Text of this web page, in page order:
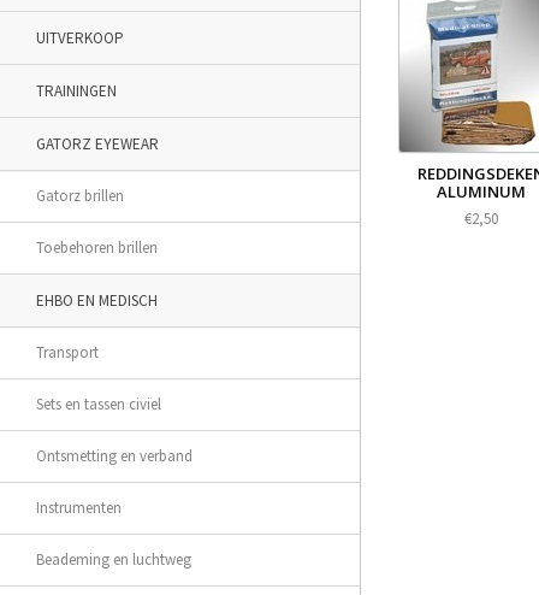
UITVERKOOP
TRAININGEN
GATORZ EYEWEAR
Gatorz brillen
Toebehoren brillen
EHBO EN MEDISCH
Transport
Sets en tassen civiel
Ontsmetting en verband
Instrumenten
Beademing en luchtweg
ALUMINUM
€2,50